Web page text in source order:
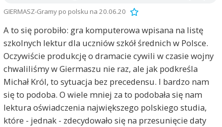
GIERMASZ-Gramy po polsku na 20.06.20
A to się porobiło: gra komputerowa wpisana na listę
szkolnych lektur dla uczniów szkół średnich w Polsce.
Oczywiście produkcję o dramacie cywili w czasie wojny
chwaliliśmy w Giermaszu nie raz, ale jak podkreśla
Michał Król, to sytuacja bez precedensu. I bardzo nam
się to podoba. O wiele mniej za to podobała się nam
lektura oświadczenia największego polskiego studia,
które - jednak - zdecydowało się na przesunięcie daty